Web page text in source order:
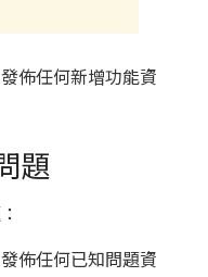
佈任何新增功能資
題
佈任何已知問題資